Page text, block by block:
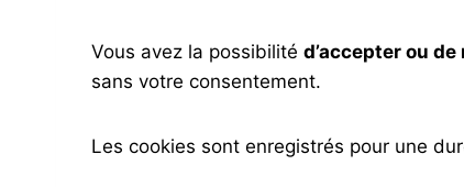
Vous avez la possibilité d’accepter ou
sans votre consentement.
Les cookies sont enregistrés pour une